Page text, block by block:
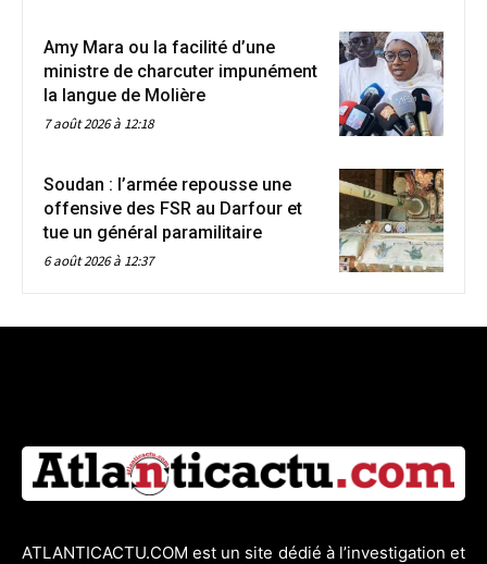
Amy Mara ou la facilité d’une
ministre de charcuter impunément
la langue de Molière
7 août 2026 à 12:18
Soudan : l’armée repousse une
offensive des FSR au Darfour et
tue un général paramilitaire
6 août 2026 à 12:37
ATLANTICACTU.COM est un site dédié à l’investigation et